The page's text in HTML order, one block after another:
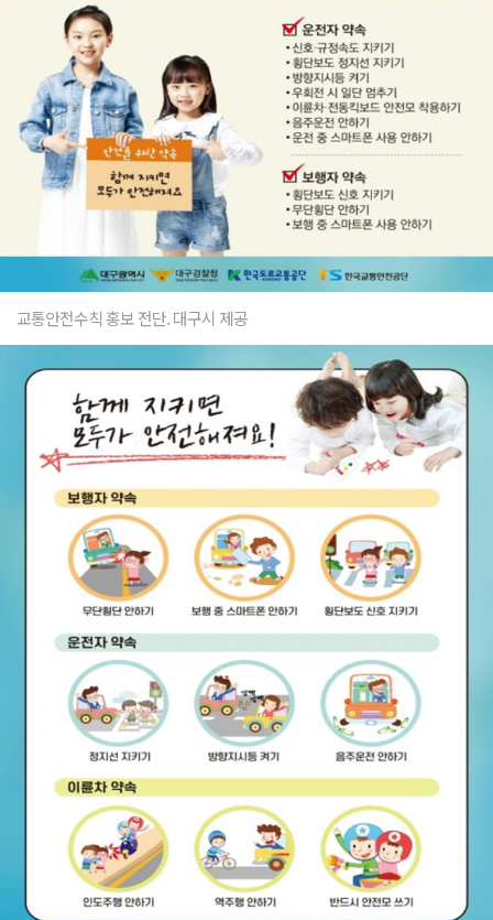
교통안전수칙 홍보 전단. 대구시 제공